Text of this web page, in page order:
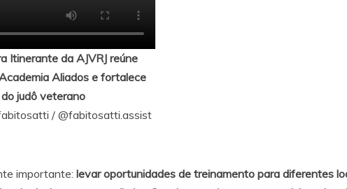
Itinerante da AJVRJ reúne
Aliados e fortalece
judô veterano
/ @fabitosatti.assist
importante: levar oportunidades de treinamento para diferentes